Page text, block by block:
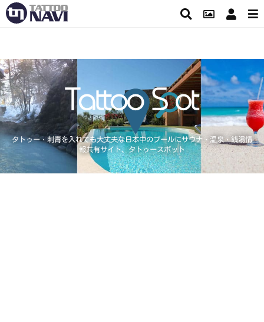
タトゥー・刺青を入れても大丈夫な日本中のプールにサウナ・温泉・銭湯情
報共有サイト、タトゥースポット